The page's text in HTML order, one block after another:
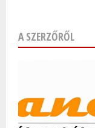
A SZERZŐRŐL